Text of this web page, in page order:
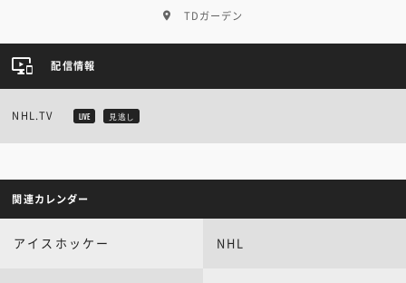
TDガーデン
配信情報
NHL.TV LIVE 見逃し
関連カレンダー
アイスホッケー NHL